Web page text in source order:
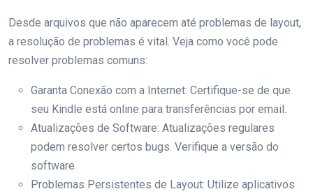
Desde arquivos que não aparecem até problemas de layout,
a resolução de problemas é vital. Veja como você pode
resolver problemas comuns:
Garanta Conexão com a Internet: Certifique-se de que
seu Kindle está online para transferências por email.
Atualizações de Software: Atualizações regulares
podem resolver certos bugs. Verifique a versão do
software.
Problemas Persistentes de Layout: Utilize aplicativos